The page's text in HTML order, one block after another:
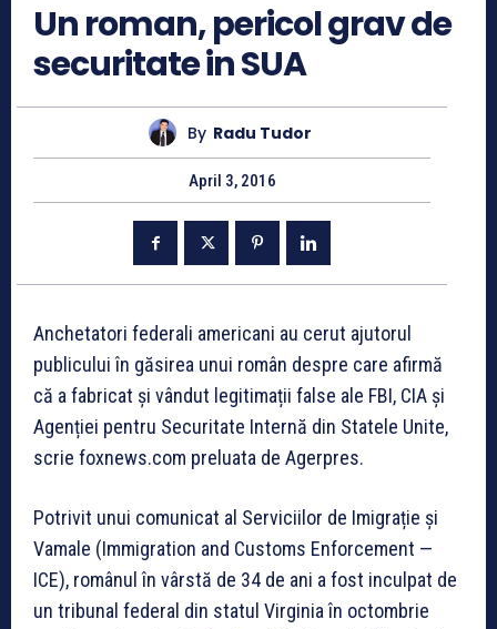
Un roman, pericol grav de
securitate in SUA
By Radu Tudor
April 3, 2016
Anchetatori federali americani au cerut ajutorul
publicului în găsirea unui român despre care afirmă
că a fabricat și vândut legitimații false ale FBI, CIA și
Agenției pentru Securitate Internă din Statele Unite,
scrie foxnews.com preluata de Agerpres.
Potrivit unui comunicat al Serviciilor de Imigrație și
Vamale (Immigration and Customs Enforcement —
ICE), românul în vârstă de 34 de ani a fost inculpat de
un tribunal federal din statul Virginia în octombrie